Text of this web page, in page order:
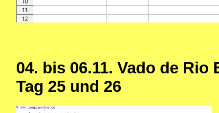
04. bis 06.11. Vado de Rio
Tag 25 und 26